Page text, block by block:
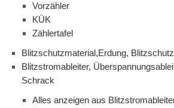
Vorzähler
KÜK
Zählertafel
Blitzschutzmaterial,Erdung,
Blitzstromableiter,
Schrack
Alles anzeigen aus